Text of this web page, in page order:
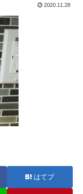
2020.11.28
はてブ